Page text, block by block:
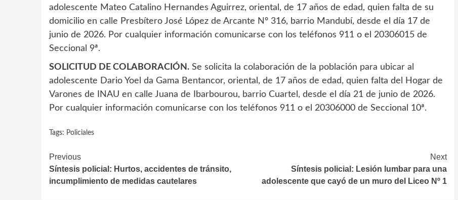
adolescente Mateo Catalino Hernandes Aguirrez, oriental, de 17 años de edad, quien falta de su
domicilio en calle Presbítero José López de Arcante Nº 316, barrio Mandubí, desde el día 17 de
junio de 2026. Por cualquier información comunicarse con los teléfonos 911 o el 20306015 de
Seccional 9ª.
SOLICITUD DE COLABORACIÓN. Se solicita la colaboración de la población para ubicar al
adolescente Dario Yoel da Gama Bentancor, oriental, de 17 años de edad, quien falta del Hogar de
Varones de INAU en calle Juana de Ibarbourou, barrio Cuartel, desde el día 21 de junio de 2026.
Por cualquier información comunicarse con los teléfonos 911 o el 20306000 de Seccional 10ª.
Tags: Policiales
Continue
Reading
Previous
Síntesis policial: Hurtos, accidentes de tránsito,
incumplimiento de medidas cautelares
Next
Síntesis policial: Lesión lumbar para una
adolescente que cayó de un muro del Liceo Nº 1